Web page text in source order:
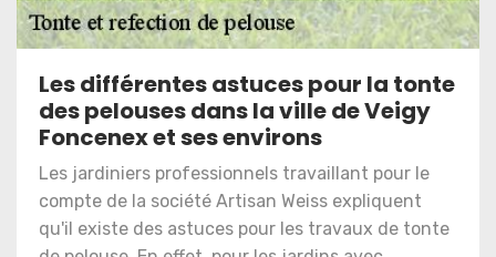
Les différentes astuces pour la tonte
des pelouses dans la ville de Veigy
Foncenex et ses environs
Les jardiniers professionnels travaillant pour le
compte de la société Artisan Weiss expliquent
qu'il existe des astuces pour les travaux de tonte